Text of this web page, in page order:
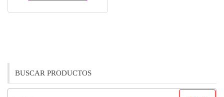
BUSCAR PRODUCTOS